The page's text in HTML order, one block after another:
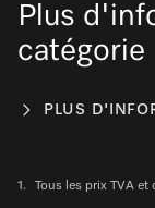
Plus
catégorie
PLUS
1. Tous les prix TVA